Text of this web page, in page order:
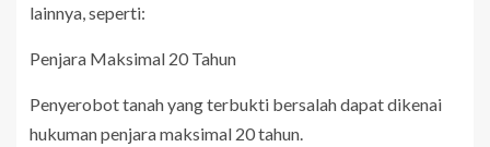
lainnya, seperti:
Penjara Maksimal 20 Tahun
Penyerobot tanah yang terbukti bersalah dapat dikenai
hukuman penjara maksimal 20 tahun.